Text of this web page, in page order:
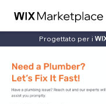
Progettato per i